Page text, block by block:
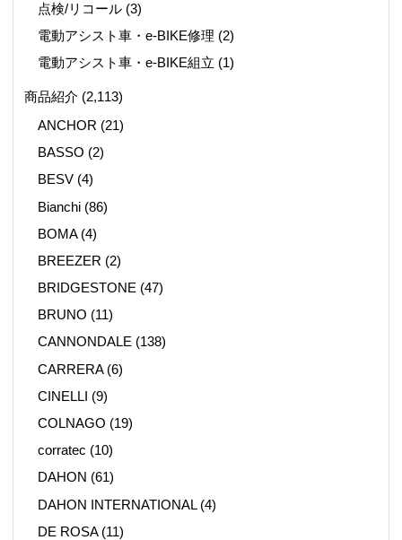
点検/リコール (3)
電動アシスト車・e-BIKE修理 (2)
電動アシスト車・e-BIKE組立 (1)
商品紹介 (2,113)
ANCHOR (21)
BASSO (2)
BESV (4)
Bianchi (86)
BOMA(4)
BREEZER (2)
BRIDGESTONE (47)
BRUNO (11)
CANNONDALE (138)
CARRERA(6)
CINELLI (9)
COLNAGO (19)
corratec (10)
DAHON (61)
DAHON INTERNATIONAL(4)
DE ROSA(11)